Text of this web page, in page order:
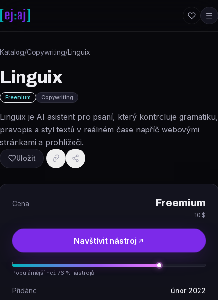
Katalog/Copywriting/Linguix
Linguix
Freemium Copywriting
Linguix je AI asistent pro psaní, který kontroluje gramatiku,
pravopis a styl textů v reálném čase napříč webovými
stránkami a prohlížeči.
Uložit
Cena Freemium
10 $
Navštívit nástroj
Populárnější než 76 % nástrojů
Přidáno únor 2022